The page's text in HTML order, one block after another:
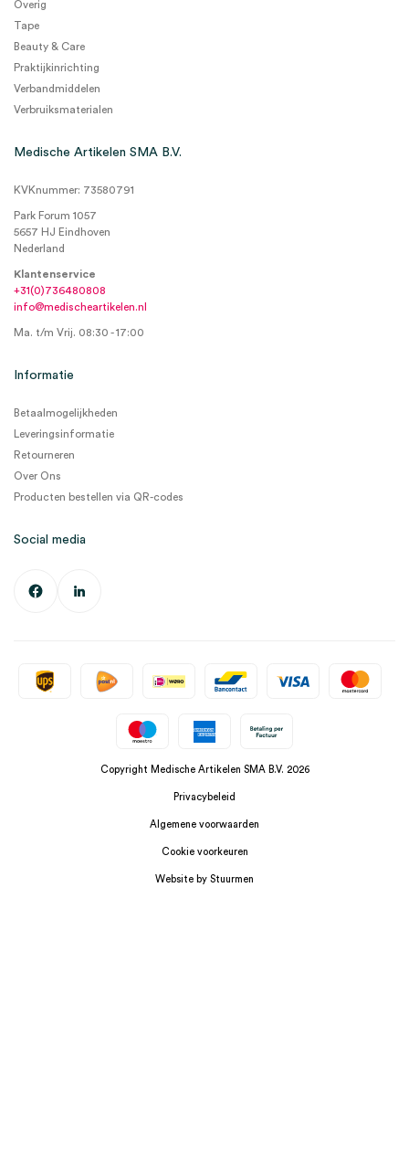
Overig
Tape
Beauty & Care
Praktijkinrichting
Verbandmiddelen
Verbruiksmaterialen
Medische Artikelen SMA B.V.
KVKnummer: 73580791
Park Forum 1057
5657 HJ Eindhoven
Nederland
Klantenservice
+31(0)736480808
info@medischeartikelen.nl
Ma. t/m Vrij. 08:30 - 17:00
Informatie
Betaalmogelijkheden
Leveringsinformatie
Retourneren
Over Ons
Producten bestellen via QR-codes
Social media
Copyright Medische Artikelen SMA B.V. 2026
Privacybeleid
Algemene voorwaarden
Cookie voorkeuren
Website by Stuurmen